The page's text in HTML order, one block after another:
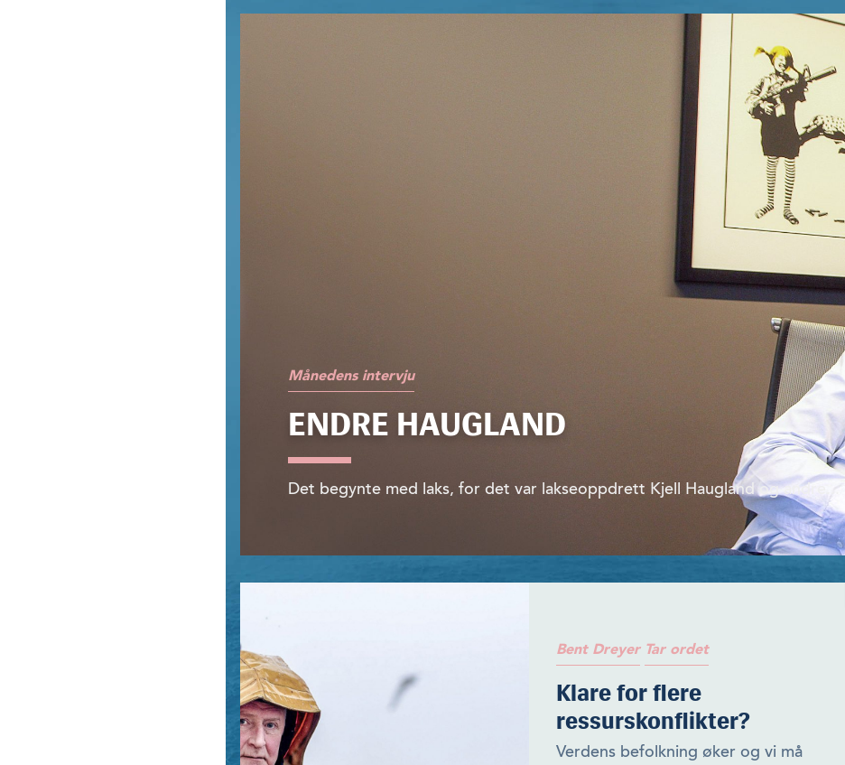
Månedens intervju
ENDRE HAUGLAND
Det begynte med laks, for det var lakseoppdrett Kjell Haugland og andre...
Bent Dreyer Tar ordet
Klare for flere
ressurskonflikter?
Verdens befolkning øker og vi må